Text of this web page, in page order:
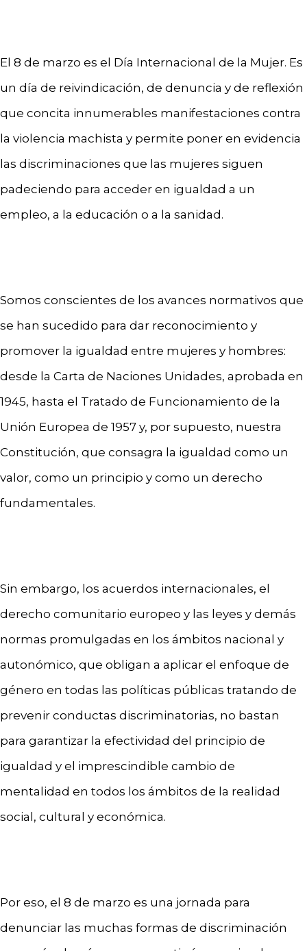
El 8 de marzo es el Día Internacional de la Mujer. Es
un día de reivindicación, de denuncia y de reflexión
que concita innumerables manifestaciones contra
la violencia machista y permite poner en evidencia
las discriminaciones que las mujeres siguen
padeciendo para acceder en igualdad a un
empleo, a la educación o a la sanidad.
Somos conscientes de los avances normativos que
se han sucedido para dar reconocimiento y
promover la igualdad entre mujeres y hombres:
desde la Carta de Naciones Unidades, aprobada en
1945, hasta el Tratado de Funcionamiento de la
Unión Europea de 1957 y, por supuesto, nuestra
Constitución, que consagra la igualdad como un
valor, como un principio y como un derecho
fundamentales.
Sin embargo, los acuerdos internacionales, el
derecho comunitario europeo y las leyes y demás
normas promulgadas en los ámbitos nacional y
autonómico, que obligan a aplicar el enfoque de
género en todas las políticas públicas tratando de
prevenir conductas discriminatorias, no bastan
para garantizar la efectividad del principio de
igualdad y el imprescindible cambio de
mentalidad en todos los ámbitos de la realidad
social, cultural y económica.
Por eso, el 8 de marzo es una jornada para
denunciar las muchas formas de discriminación